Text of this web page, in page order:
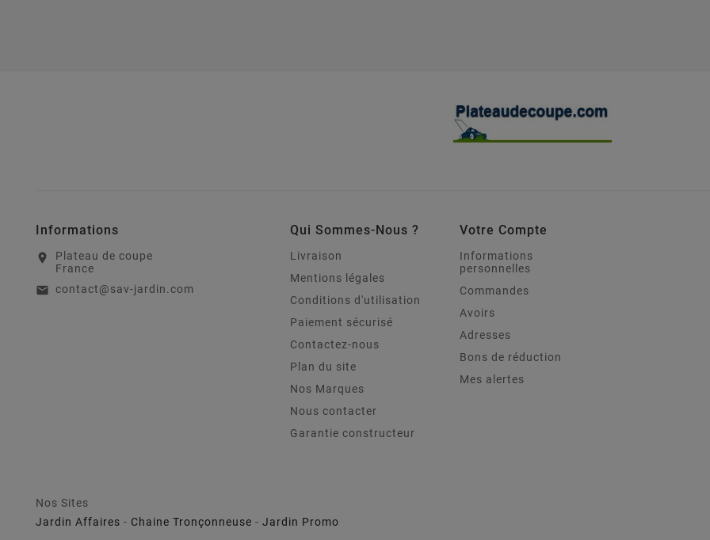
Informations
location_on
Plateau de coupe
France
email contact@sav-jardin.com
Qui Sommes-Nous ?
Livraison
Mentions légales
Conditions d'utilisation
Paiement sécurisé
Contactez-nous
Plan du site
Nos Marques
Nous contacter
Garantie constructeur
Votre Compte
Informations
personnelles
Commandes
Avoirs
Adresses
Bons de réduction
Mes alertes
Nos Sites
Jardin Affaires - Chaine Tronçonneuse - Jardin Promo